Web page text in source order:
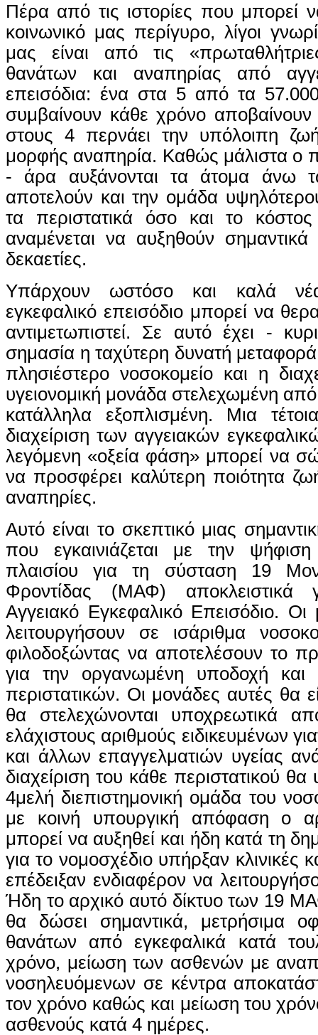
Πέρα από τις ιστορίες που μπορεί
κοινωνικό μας περίγυρο, λίγοι
μας είναι από τις
θανάτων και αναπηρίας από
επεισόδια: ένα στα 5 από τα
συμβαίνουν κάθε χρόνο
στους 4 περνάει την υπόλοιπη
μορφής αναπηρία. Καθώς μάλιστα ο
- άρα αυξάνονται τα άτομα άνω
αποτελούν και την ομάδα
τα περιστατικά όσο και το κόστος
αναμένεται να αυξηθούν
δεκαετίες.
Υπάρχουν ωστόσο και καλά
εγκεφαλικό επεισόδιο μπορεί να
αντιμετωπιστεί. Σε αυτό έχει -
σημασία η ταχύτερη δυνατή
πλησιέστερο νοσοκομείο και η
υγειονομική μονάδα στελεχωμένη
κατάλληλα εξοπλισμένη. Μια
διαχείριση των αγγειακών
λεγόμενη «οξεία φάση» μπορεί να
να προσφέρει καλύτερη ποιότητα
αναπηρίες.
Αυτό είναι το σκεπτικό μιας
που εγκαινιάζεται με την ψήφιση
πλαισίου για τη σύσταση 19
Φροντίδας (ΜΑΦ) αποκλειστικά
Αγγειακό Εγκεφαλικό Επεισόδιο.
λειτουργήσουν σε ισάριθμα
φιλοδοξώντας να αποτελέσουν το
για την οργανωμένη υποδοχή και
περιστατικών. Οι μονάδες αυτές θα
θα στελεχώνονται υποχρεωτικά
ελάχιστους αριθμούς ειδικευμένων
και άλλων επαγγελματιών υγείας
διαχείριση του κάθε περιστατικού θα
4μελή διεπιστημονική ομάδα του
με κοινή υπουργική απόφαση ο
μπορεί να αυξηθεί και ήδη κατά τη
για το νομοσχέδιο υπήρξαν κλινικές
επέδειξαν ενδιαφέρον να
Ήδη το αρχικό αυτό δίκτυο των 19
θα δώσει σημαντικά, μετρήσιμα
θανάτων από εγκεφαλικά κατά
χρόνο, μείωση των ασθενών με
νοσηλευόμενων σε κέντρα
τον χρόνο καθώς και μείωση του
ασθενούς κατά 4 ημέρες.